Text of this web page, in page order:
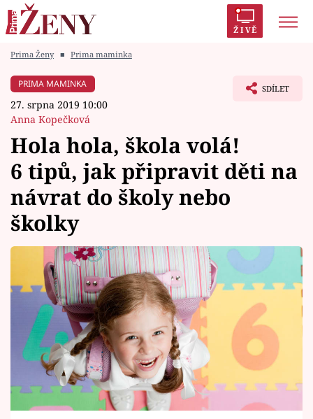
ŽIVĚ
Módní alarm
Zrádci
Témata
Celebrity
Vztahy
Seriály
Horoskopy
Sledujte prima+
Filmový festival Karlovy Vary
Prima Ženy ■ Prima maminka
PRIMA MAMINKA
27. srpna 2019 10:00
Anna Kopečková
SDÍLET
Hola hola, škola volá!
6 tipů, jak připravit děti na
návrat do školy nebo
školky